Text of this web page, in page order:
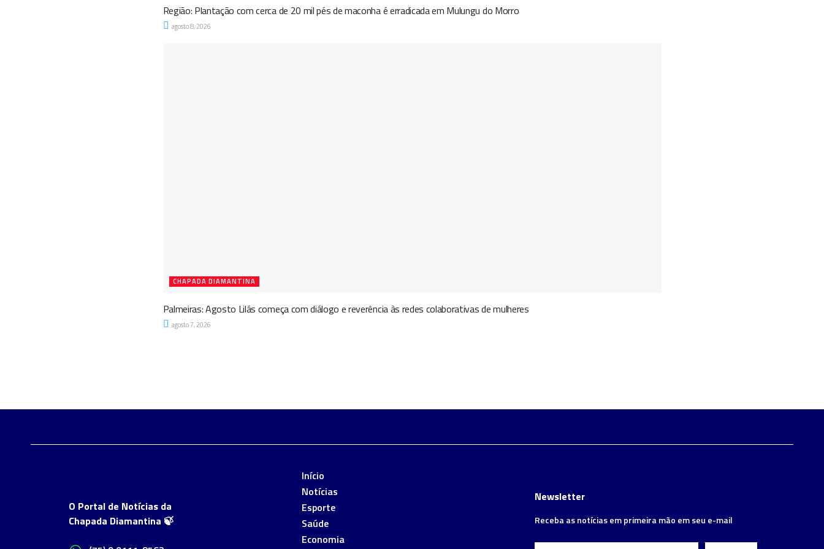
Região: Plantação com cerca de 20 mil pés de maconha é erradicada em Mulungu do Morro
agosto 8, 2026
CHAPADA DIAMANTINA
Palmeiras: Agosto Lilás começa com diálogo e reverência às redes colaborativas de mulheres
agosto 7, 2026
O Portal de Notícias da
Chapada Diamantina 🍃
Início
Notícias
Esporte
Saúde
Economia
Newsletter
Receba as notícias em primeira mão em seu e-mail